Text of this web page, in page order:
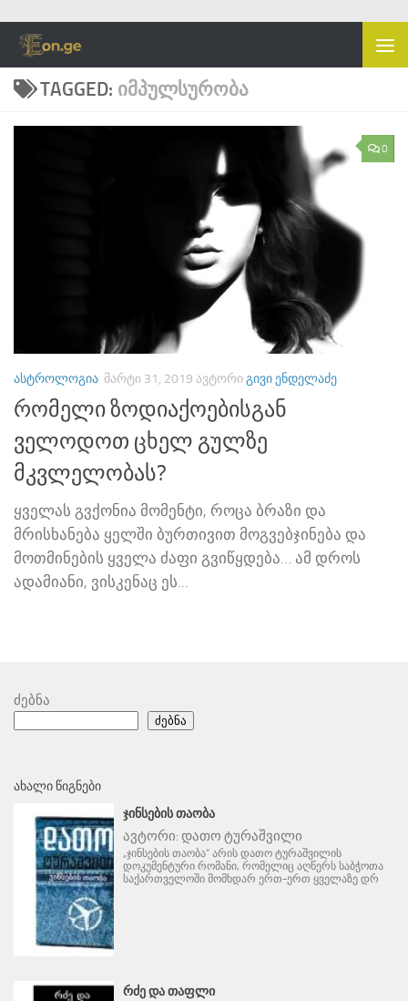
Skip to content
TAGGED: ᲘᲛᲞᲣᲚᲡᲣᲠᲝᲑᲐ
0
ᲐᲡᲢᲠᲝᲚᲝᲒᲘᲐ ᲛᲐᲠᲢᲘ 31, 2019 ᲐᲕᲢᲝᲠᲘᲒᲘᲕᲘ ᲔᲜᲓᲔᲚᲐᲫᲔ
რომელი ზოდიაქოებისგან
ველოდოთ ცხელ გულზე
მკვლელობას?
ყველას გვქონია მომენტი, როცა ბრაზი და
მრისხანება ყელში ბურთივით მოგვებჯინება და
მოთმინების ყველა ძაფი გვიწყდება… ამ დროს
ადამიანი, ვისკენაც ეს...
ძებნა
ძებნა
ᲐᲮᲐᲚᲘ ᲬᲘᲒᲜᲔᲑᲘ
ᲯᲘᲜᲡᲔᲑᲘᲡ ᲗᲐᲝᲑᲐ
ავტორი: დათო ტურაშვილი
„ჯინსების თაობა“ არის დათო ტურაშვილის
დოკუმენტური რომანი, რომელიც აღწერს საბჭოთა
საქართველოში მომხდარ ერთ-ერთ ყველაზე დრ
ᲠᲫᲔ ᲓᲐ ᲗᲐᲤᲚᲘ